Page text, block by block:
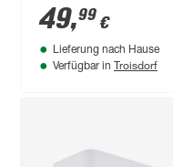
'Klak' 6,5 W 700 lm
neutralweiß 6,5 x 6,8
x 32 cm
49,99 €
Lieferung nach Hause
Verfügbar in Troisdorf